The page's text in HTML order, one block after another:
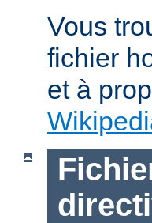
Vous
fichier
et à